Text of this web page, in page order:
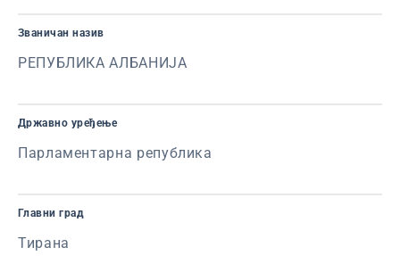
Званичан назив
РЕПУБЛИКА АЛБАНИЈА
Државно уређење
Парламентарна република
Главни град
Тирана